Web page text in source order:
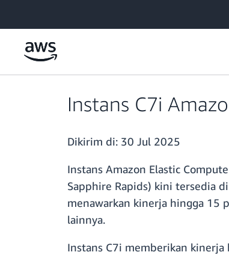
Instans C7i
Dikirim di: 30 Jul 2025
Instans Amazon Elastic
Sapphire Rapids) kini tersedia
menawarkan kinerja hingga 15
lainnya.
Instans C7i memberikan